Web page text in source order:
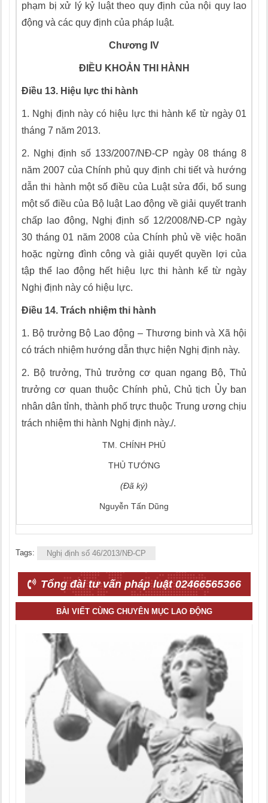
phạm bị xử lý kỷ luật theo quy định của nội quy lao
động và các quy định của pháp luật.
Chương IV
ĐIỀU KHOẢN THI HÀNH
Điều 13. Hiệu lực thi hành
1. Nghị định này có hiệu lực thi hành kể từ ngày 01
tháng 7 năm 2013.
2. Nghị định số 133/2007/NĐ-CP ngày 08 tháng 8
năm 2007 của Chính phủ quy định chi tiết và hướng
dẫn thi hành một số điều của Luật sửa đổi, bổ sung
một số điều của Bộ luật Lao động về giải quyết tranh
chấp
ao động, Nghị định số 12/2008/NĐ-CP ngày
30 tháng 01 năm 2008 của Chính phủ về việc hoãn
hoặc ngừng đình công và giải quyết quyền lợi của
tập thể lao động hết hiệu lực thi hành kể từ ngày
Nghị định này có hiệu lực.
Điều 14. Trách nhiệm thi hành
1. Bộ trưởng Bộ Lao động – Thương binh và Xã hội
có trách nhiệm hướng dẫn thực hiện Nghị định này.
2. Bộ trưởng, Thủ trưởng cơ quan ngang Bộ, Thủ
trưởng cơ quan thuộc Chính phủ, Chủ tịch Ủy ban
nhân dân tỉnh, thành phố trực thuộc Trung ương chịu
trách nhiệm thi hành Nghị định này./.
TM. CHÍNH PHỦ
THỦ TƯỚNG
(Đã ký)
Nguyễn Tấn Dũng
Tags: Nghị định số 46/2013/NĐ-CP
Tổng đài tư vấn pháp luật 02466565366
BÀI VIẾT CÙNG CHUYÊN MỤC LAO ĐỘNG